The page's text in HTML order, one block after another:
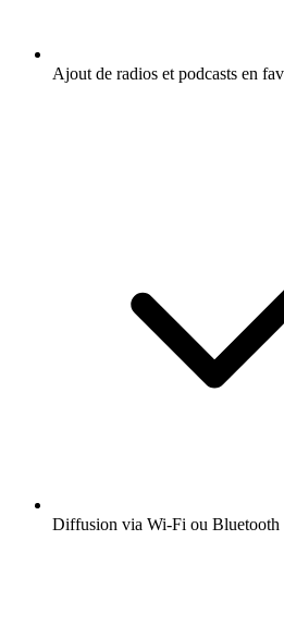
Ajout de radios et podcasts en
Diffusion via Wi-Fi ou Bluetooth